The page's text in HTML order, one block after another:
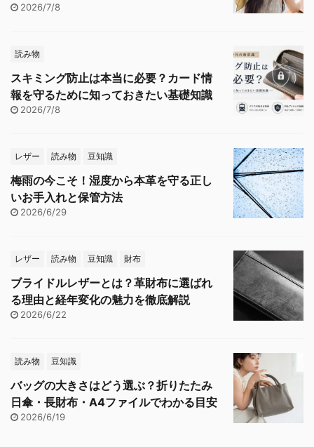
2026/7/8
読み物
スキミング防止は本当に必要？カード情
報を守るために知っておきたい基礎知識
2026/7/8
レザー 読み物 豆知識
梅雨の今こそ！湿度から本革を守る正し
いお手入れと保管方法
2026/6/29
レザー 読み物 豆知識 財布
ブライドルレザーとは？革財布に選ばれ
る理由と経年変化の魅力を徹底解説
2026/6/22
読み物 豆知識
バッグの大きさはどう選ぶ？折りたたみ
日傘・長財布・A4ファイルでわかる目安
2026/6/19